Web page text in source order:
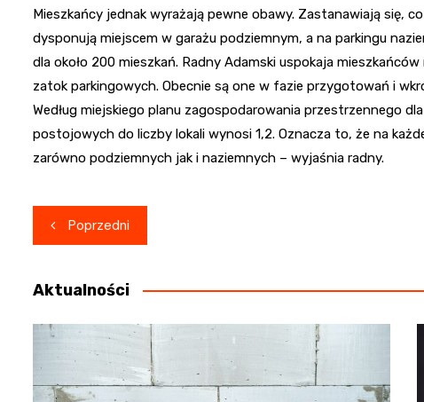
Mieszkańcy jednak wyrażają pewne obawy. Zastanawiają się,
dysponują miejscem w garażu podziemnym, a na parkingu
dla około 200 mieszkań. Radny Adamski uspokaja
zatok parkingowych. Obecnie są one w fazie przygotowań i
Według miejskiego planu zagospodarowania przestrzennego
postojowych do liczby lokali wynosi 1,2. Oznacza to, że na
zarówno podziemnych jak i naziemnych – wyjaśnia radny.
Nawigacja
wpisu
Poprzedni
Aktualności